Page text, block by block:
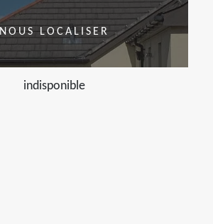
NOUS LOCALISER
indisponible